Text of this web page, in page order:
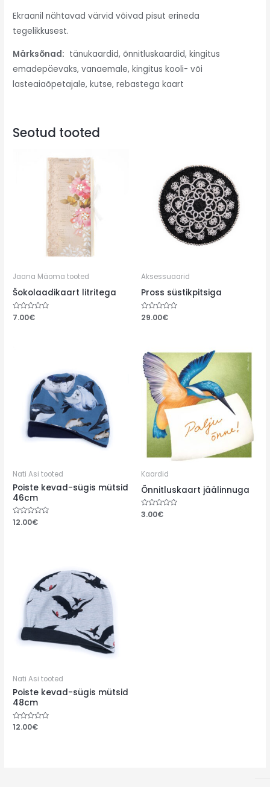
Ekraanil nähtavad värvid võivad pisut erineda
tegelikkusest.
Märksõnad: tänukaardid, õnnitluskaardid, kingitus
emadepäevaks, vanaemale, kingitus kooli- või
lasteaiaõpetajale, kutse, rebastega kaart
Seotud tooted
Jaana Mäoma tooted
Šokolaadikaart litritega
Hinnanguga
07.00€
Aksessuaarid
Pross süstikpitsiga
Hinnanguga
0
29.00€
Nati Asi tooted
Poiste kevad-sügis mütsid
46cm
Hinnanguga
0
12.00€
Kaardid
Õnnitluskaart jäälinnuga
Hinnanguga
0
3.00€
Nati Asi tooted
Poiste kevad-sügis mütsid
48cm
Hinnanguga
12.00€